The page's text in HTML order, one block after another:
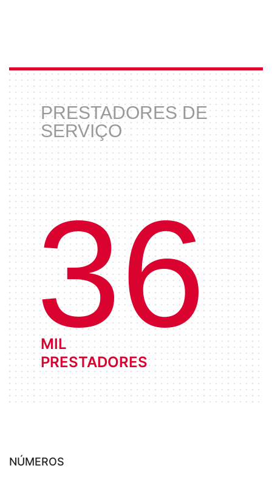
PRESTADORES DE
SERVIÇO
36
MIL
PRESTADORES
NÚMEROS